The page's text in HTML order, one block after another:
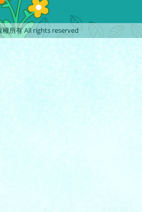
所有 All rights reserved